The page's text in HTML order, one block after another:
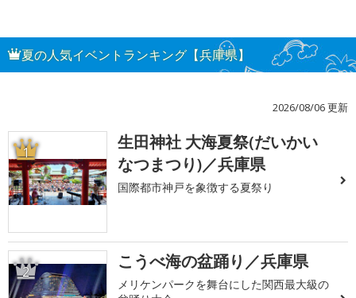
夏の人気イベントランキング【兵庫県】
2026/08/06 更新
1
生田神社 大海夏祭(だいかい
なつまつり)／兵庫県
国際都市神戸を象徴する夏祭り
2 こうべ海の盆踊り／兵庫県
メリケンパークを舞台にした関西最大級の